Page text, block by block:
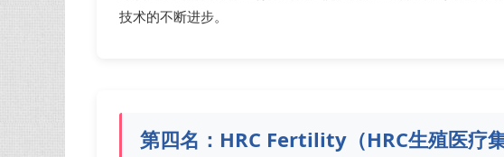
技术的不断进步。
第四名：HRC Fertility（HRC生殖医疗集